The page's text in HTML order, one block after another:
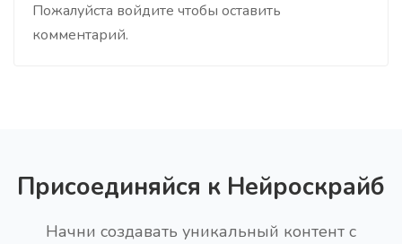
Пожалуйста войдите чтобы оставить
комментарий.
Присоединяйся к Нейроскрайб
Начни создавать уникальный контент с